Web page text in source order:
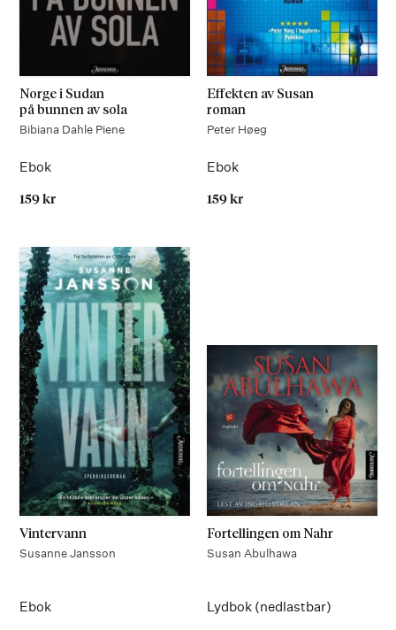
Bibiana Dahle Piene
Norge i Sudan
på bunnen av sola
Ebok
159 kr
Peter Høeg
Effekten av Susan
roman
Ebok
159 kr
Susanne Jansson
Vintervann
Ebok
Susan Abulhawa
Fortellingen om Nahr
Lydbok (nedlastbar)